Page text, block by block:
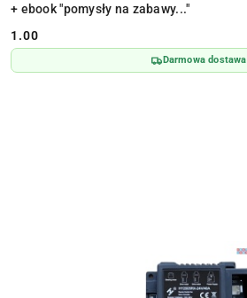
+ ebook "pomysły na zabawy..."
Cena:
1.00
Darmowa dostawa